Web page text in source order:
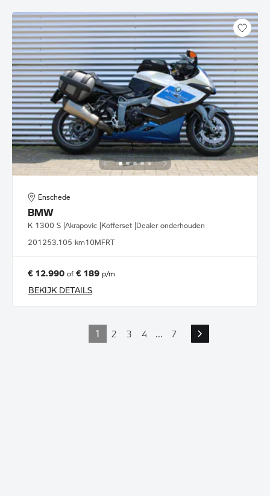
Enschede
BMW
K 1300 S |Akrapovic |Kofferset |Dealer onderhouden
201253.105 km10MFRT
€ 12.990 of € 189 p/m
BEKIJK DETAILS
1 2 3 4 ... 7